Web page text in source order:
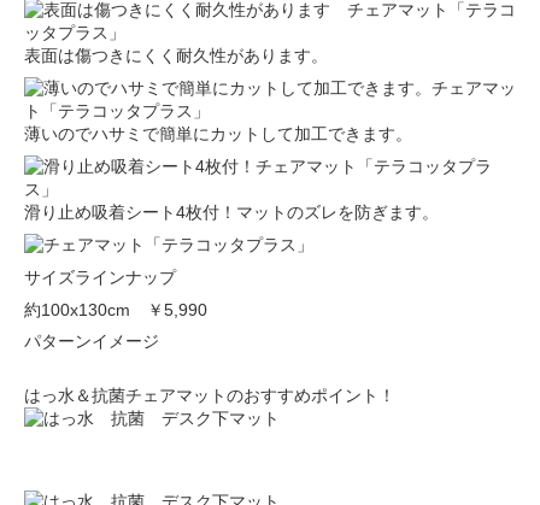
表面は傷つきにくく耐久性があります。
薄いのでハサミで簡単にカットして加工できます。
滑り止め吸着シート4枚付！マットのズレを防ぎます。
サイズラインナップ
約100x130cm
￥5,990
パターンイメージ
はっ水＆抗菌チェアマットのおすすめポイント！